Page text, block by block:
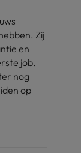
Zij
en
job.
nog
op